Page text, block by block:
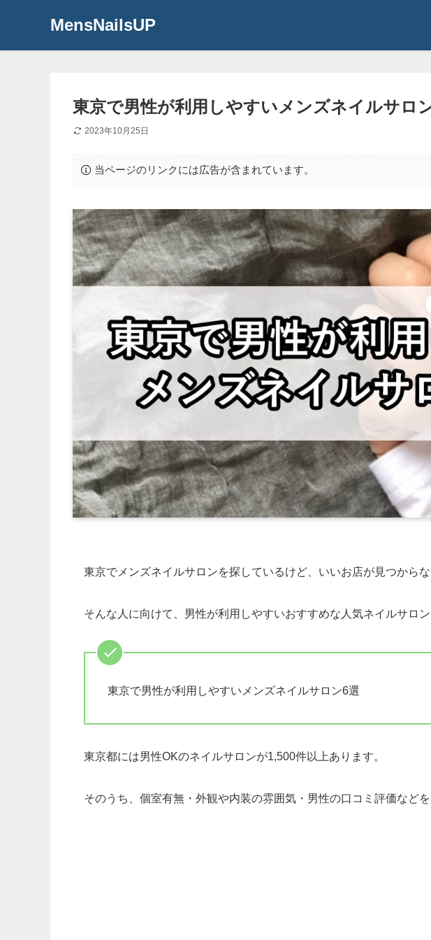
MensNailsUP
東京で男性が利用しやすいメンズネイルサロ
2023年10月25日
当ページのリンクには広告が含まれています。
東京でメンズネイルサロンを探しているけど、いいお店が見つからな
そんな人に向けて、男性が利用しやすいおすすめな人気ネイルサロン
東京で男性が利用しやすいメンズネイルサロン6選
東京都には男性OKのネイルサロンが1,500件以上あります。
そのうち、個室有無・外観や内装の雰囲気・男性の口コミ評価など